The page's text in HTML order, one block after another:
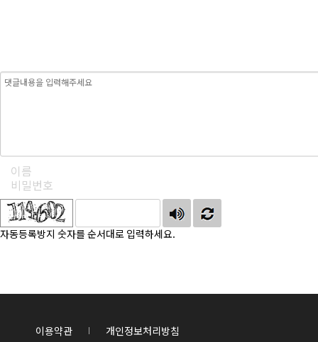
자동등록방지 숫자를 순서대로 입력하세요.
이용약관 개인정보처리방침